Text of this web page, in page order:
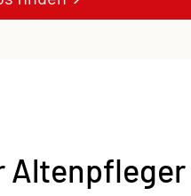
Altenpfleger